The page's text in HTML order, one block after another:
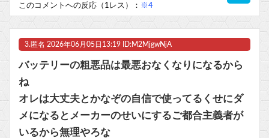
Powered by livedoor 相互RSS
このコメントへの反応（1レス）： ※4
3. 匿名 2026年06月05日13:19 ID:M2MjgwNjA
バッテリーの粗悪品は最悪おなくなりになるから
ね
オレは大丈夫とかなぞの自信で使ってるくせにダ
メになるとメーカーのせいにするご都合主義者が
いるから無理やろな